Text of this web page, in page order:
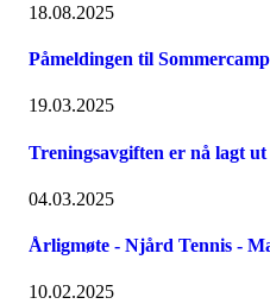
18.08.2025
Påmeldingen til
19.03.2025
Treningsavgiften er nå lagt ut
04.03.2025
Årligmøte - Njård Tennis -
10.02.2025